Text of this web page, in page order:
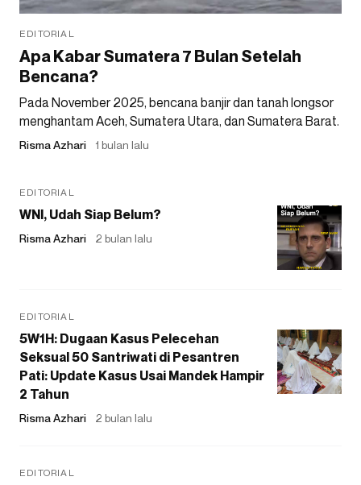
EDITORIAL
Apa Kabar Sumatera 7 Bulan Setelah
Bencana?
Pada November 2025, bencana banjir dan tanah longsor
menghantam Aceh, Sumatera Utara, dan Sumatera Barat.
Risma Azhari 1 bulan lalu
EDITORIAL
WNI, Udah Siap Belum?
Risma Azhari 2 bulan lalu
EDITORIAL
5W1H: Dugaan Kasus Pelecehan
Seksual 50 Santriwati di Pesantren
Pati: Update Kasus Usai Mandek Hampir
2 Tahun
Risma Azhari 2 bulan lalu
EDITORIAL